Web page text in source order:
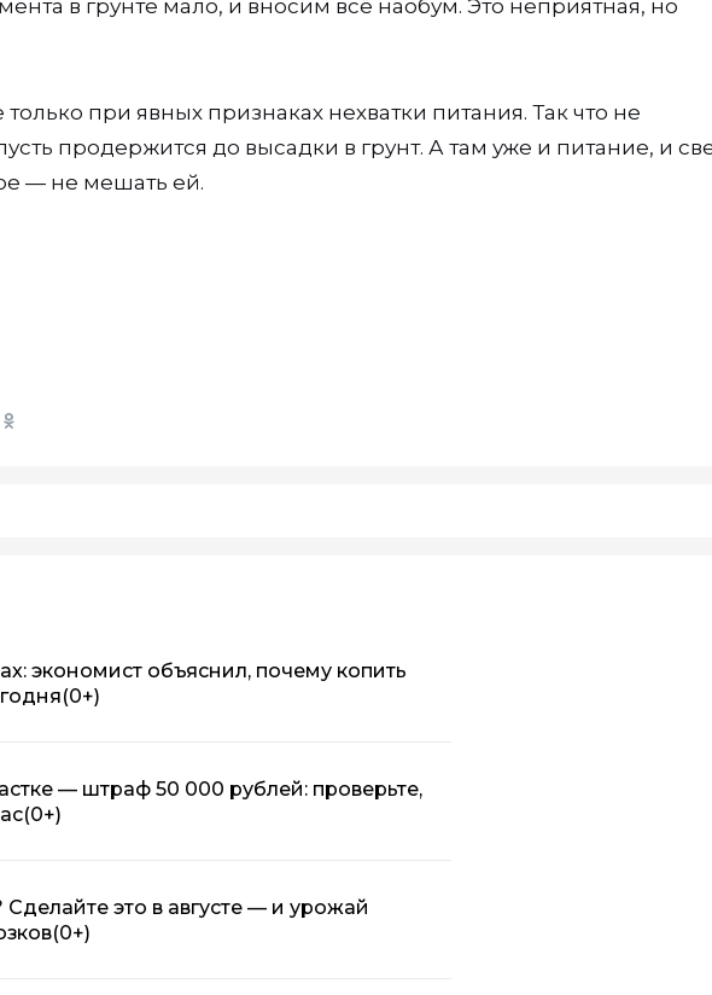
в грунте мало, и вносим всё наобум. Это неприятная, но
при явных признаках нехватки питания. Так что не
продержится до высадки в грунт. А там уже и питание, и
— не мешать ей.
экономист объяснил, почему копить
(0+)
— штраф 50 000 рублей: проверьте,
(0+)
это в августе — и урожай
(0+)